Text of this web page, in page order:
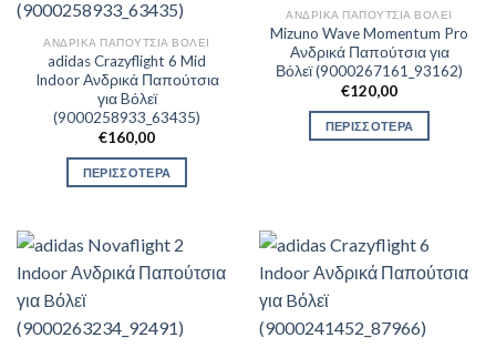
ΑΝΔΡΙΚΆ ΠΑΠΟΎΤΣΙΑ ΒΌΛΕΙ
adidas Crazyflight 6 Mid
Indoor Ανδρικά Παπούτσια
για Bόλεϊ
(9000258933_63435)
€160,00
ΠΕΡΙΣΣΟΤΕΡΑ
ΑΝΔΡΙΚΆ ΠΑΠΟΎΤΣΙΑ ΒΌΛΕΙ
Mizuno Wave Momentum Pro
Ανδρικά Παπούτσια για
Βόλεϊ (9000267161_93162)
€120,00
ΠΕΡΙΣΣΟΤΕΡΑ